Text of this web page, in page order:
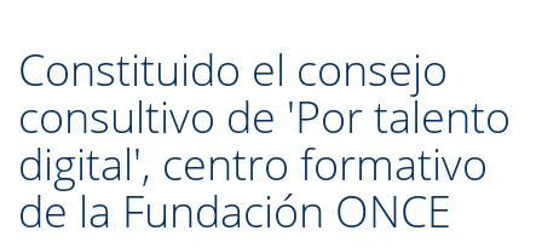
Constituido el consejo
consultivo de 'Por talento
digital', centro formativo
de la Fundación ONCE